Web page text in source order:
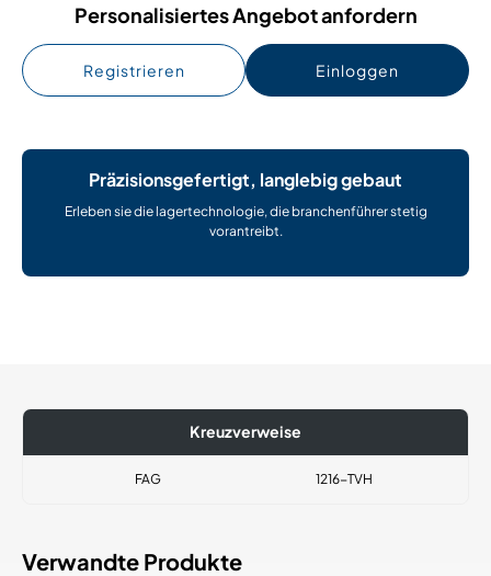
Personalisiertes Angebot anfordern
Registrieren Einloggen
Präzisionsgefertigt, langlebig gebaut
Erleben sie die lagertechnologie, die branchenführer stetig
vorantreibt.
Kreuzverweise
FAG 1216-TVH
Verwandte Produkte